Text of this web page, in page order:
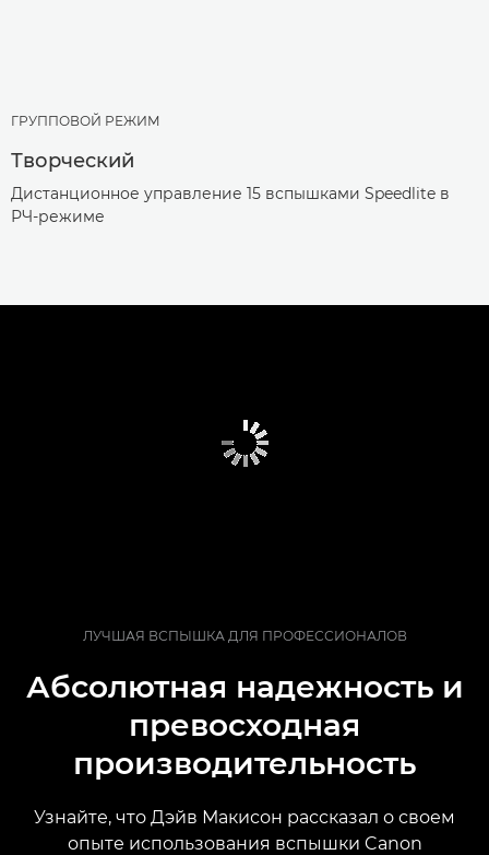
ГРУППОВОЙ РЕЖИМ
Творческий
Дистанционное управление 15 вспышками Speedlite в
РЧ-режиме
ЛУЧШАЯ ВСПЫШКА ДЛЯ ПРОФЕССИОНАЛОВ
Абсолютная надежность и
превосходная
производительность
Узнайте, что Дэйв Макисон рассказал о своем
опыте использования вспышки Canon